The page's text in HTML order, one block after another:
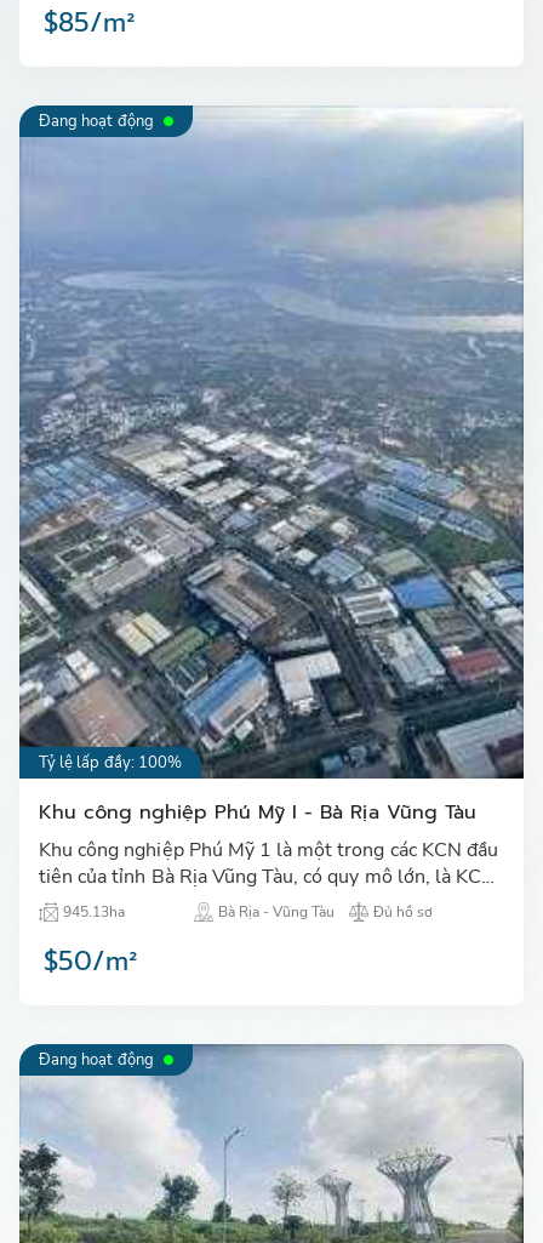
$85/m²
Đang hoạt động
Tỷ lệ lấp đầy: 100%
Khu công nghiệp Phú Mỹ I - Bà Rịa Vũng Tàu
Khu công nghiệp Phú Mỹ 1 là một trong các KCN đầu
tiên của tỉnh Bà Rịa Vũng Tàu, có quy mô lớn, là KCN
đóng vài trò lớn góp phần phát triển sản xuất tại
tỉnh…
945.13ha Bà Rịa - Vũng Tàu Đủ hồ sơ
$50/m²
Đang hoạt động